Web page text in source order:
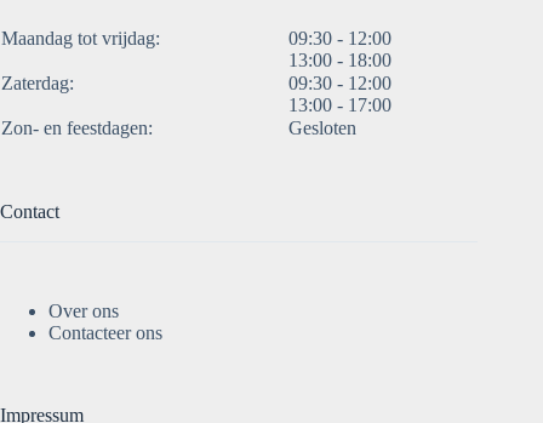
Maandag tot vrijdag:
09:30 - 12:00
13:00 - 18:00
Zaterdag:
09:30 - 12:00
13:00 - 17:00
Zon- en feestdagen:
Gesloten
Contact
Over ons
Contacteer ons
Impressum